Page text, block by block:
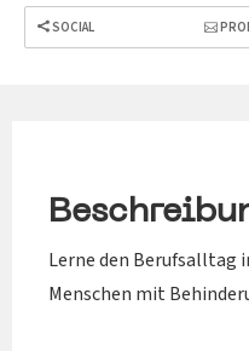
SOCIAL
Lerne den Berufsalltag
Menschen mit